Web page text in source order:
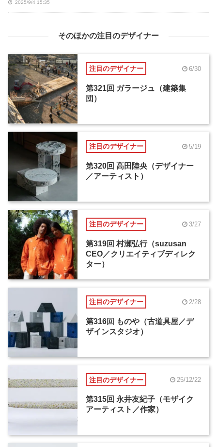
2025/9/4 15:35
そのほかの注目のデザイナー
注目のデザイナー 6/30
第321回 ガラージュ（建築集
団）
注目のデザイナー 5/19
第320回 高田陸央（デザイナー
／アーティスト）
注目のデザイナー 3/27
第319回 村瀬弘行（suzusan
CEO／クリエイティブディレク
ター）
注目のデザイナー 2/28
第316回 ものや（古道具屋／デ
ザインスタジオ）
注目のデザイナー 25/12/22
第315回 永井友紀子（モザイク
アーティスト／作家）